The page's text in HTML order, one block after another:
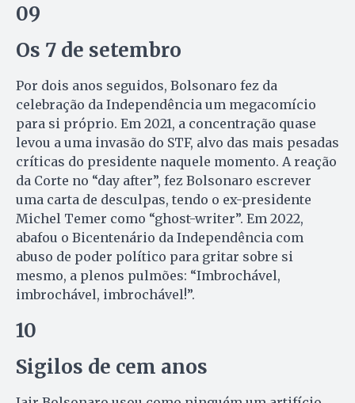
09
Os 7 de setembro
Por dois anos seguidos, Bolsonaro fez da
celebração da Independência um megacomício
para si próprio. Em 2021, a concentração quase
levou a uma invasão do STF, alvo das mais pesadas
críticas do presidente naquele momento. A reação
da Corte no “day after”, fez Bolsonaro escrever
uma carta de desculpas, tendo o ex-presidente
Michel Temer como “ghost-writer”. Em 2022,
abafou o Bicentenário da Independência com
abuso de poder político para gritar sobre si
mesmo, a plenos pulmões: “Imbrochável,
imbrochável, imbrochável!”.
10
Sigilos de cem anos